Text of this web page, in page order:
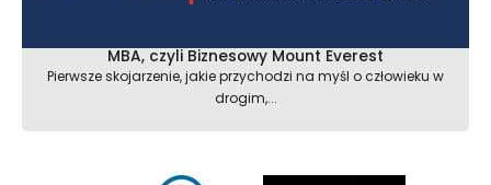
MBA, czyli Biznesowy Mount Everest
Pierwsze skojarzenie, jakie przychodzi na myśl o człowieku w
drogim,...